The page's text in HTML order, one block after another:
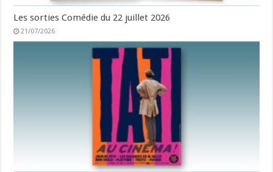
Les sorties Comédie du 22 juillet 2026
21/07/2026